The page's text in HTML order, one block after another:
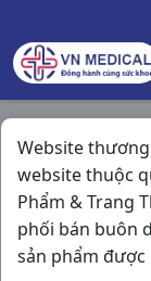
Website
website thuộc
Phẩm & Trang
phối bán buôn
sản phẩm được
Trang
Chính